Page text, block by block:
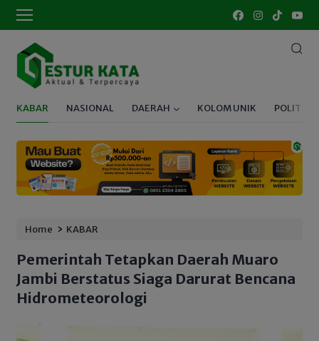
KABAR NASIONAL DAERAH KOLOM UNIK POLITIK
Home › KABAR
Pemerintah Tetapkan Daerah Muaro
Jambi Berstatus Siaga Darurat Bencana
Hidrometeorologi